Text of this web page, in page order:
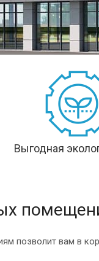
Выгодная
позволит вам в